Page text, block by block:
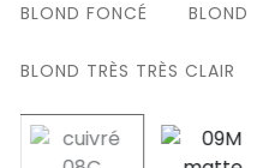
BLOND FONCÉ BLOND
BLOND TRÈS TRÈS CLAIR